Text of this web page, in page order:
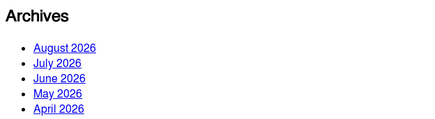
Archives
August 2026
July 2026
June 2026
May 2026
April 2026